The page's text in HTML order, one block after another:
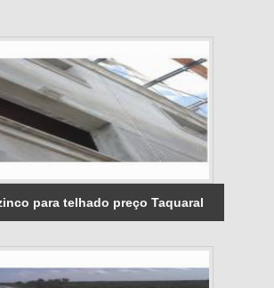
para telhado preço Taquaral